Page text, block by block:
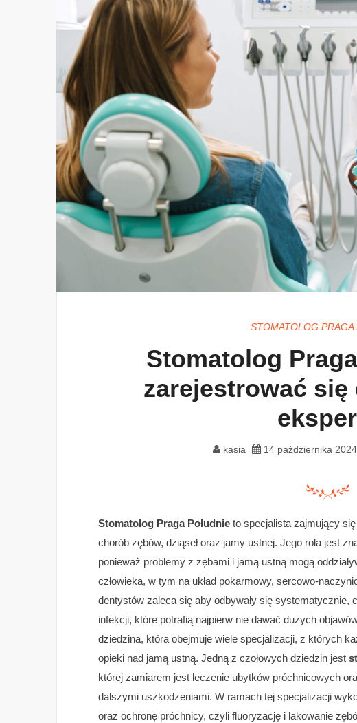
STOMATOLOG PRAGA
Stomatolog
zarejestrować
kasia 14 października 2024
Stomatolog Praga Południe to specjalista zajmujący
chorób zębów, dziąseł oraz jamy ustnej. Jego rola jest
ponieważ problemy z zębami i jamą ustną mogą
człowieka, w tym na układ pokarmowy, sercowo-
dentystów zaleca się aby odbywały się systematycznie,
infekcji, które potrafią najpierw nie dawać dużych
dziedzina, która obejmuje wiele specjalizacji, z których
opieki nad jamą ustną. Jedną z czołowych dziedzin jest
której zamiarem jest leczenie ubytków próchnicowych
dalszymi uszkodzeniami. W ramach tej specjalizacji
oraz ochronę próchnicy, czyli fluoryzację i lakowanie